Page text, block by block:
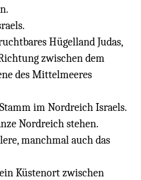
Hügelland Judas,
zwischen dem
des Mittelmeeres
im Nordreich Israels.
Nordreich stehen.
manchmal auch das
Küstenort zwischen